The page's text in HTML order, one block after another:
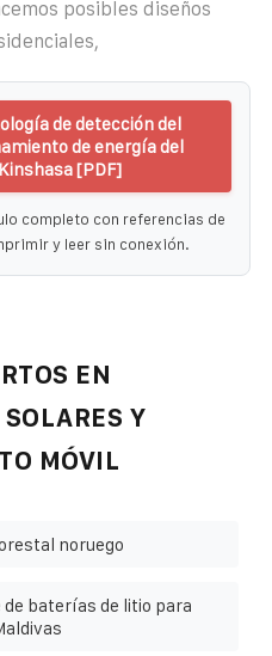
posibles diseños
de detección del
de energía del
[PDF]
completo con referencias de
y leer sin conexión.
EN
Y
MÓVIL
noruego
baterías de litio para